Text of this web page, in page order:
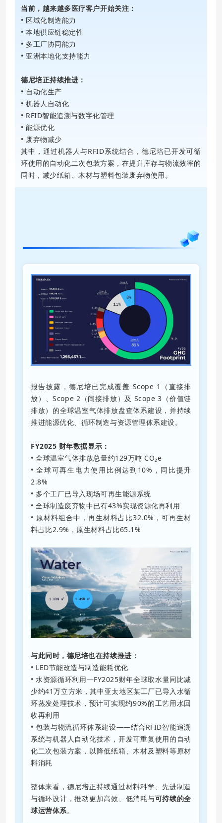
当前，越来越多医疗客户开始关注：
• 区域化制造能力
• 本地供应链稳定性
• 多工厂协同能力
• 亚洲本地化支持能力
德尼培正持续推进：
• 自动化生产
• 机器人自动化
• RFID智能追溯与数字化管理
• 能源优化
• 废弃物减少
其中，通过机器人与RFID系统结合，德尼培已开发可循
环使用的自动化二次包装方案，在提升库存与物流效率的
同时，减少纸箱、木材与塑料包装废弃物使用。
报告披露，德尼培已完成覆盖 Scope 1（直接排
放）、Scope 2（间接排放）及 Scope 3（价值链
排放）的全球温室气体排放盘查体系建设，并持续
推进能源优化、循环制造与资源管理体系建设。
FY2025 财年数据显示：
• 全球温室气体排放总量约129万吨 CO₂e
• 全球可再生电力使用比例达到10%，同比提升
2.8%
• 多个工厂已导入现场可再生能源系统
• 全球制造废弃物中已有43%实现资源化再利用
• 原材料组合中，再生材料占比32.0%，可再生材
料占比2.9%，原生材料占比65.1%
与此同时，德尼培也在持续推进：
• LED节能改造与制造能耗优化
• 水资源循环利用—FY2025财年全球取水量同比减
少约41万立方米，其中亚太地区某工厂已导入水循
环蒸发处理技术，预计可实现约90%的工艺用水回
收再利用
• 包装与物流循环体系建设——结合RFID智能追溯
系统与机器人自动化技术，开发可重复使用的自动
化二次包装方案，以降低纸箱、木材及塑料等原材
料消耗
整体来看，德尼培正持续通过材料科学、先进制造
与循环设计，推动更加高效、低消耗与可持续的全
球运营体系。